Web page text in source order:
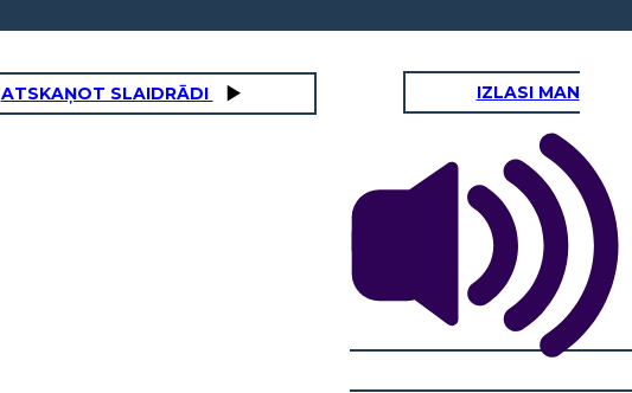
ATSKAŅOT SLAIDRĀDI IZLASI MAN